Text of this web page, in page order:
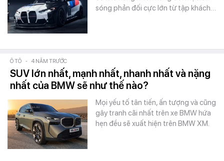
sóng phản đối cực lớn từ tập khách…
Ô TÔ - 4 NĂM TRƯỚC
SUV lớn nhất, mạnh nhất, nhanh nhất và nặng
nhất của BMW sẽ như thế nào?
Mọi yếu tố tân tiến, ấn tượng và cũng
gây tranh cãi nhất trên xe BMW hứa
hẹn đều sẽ xuất hiện trên BMW XM.